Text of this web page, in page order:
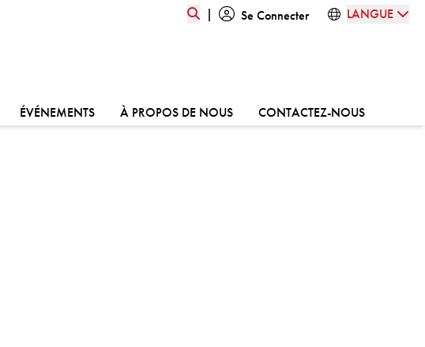
| Se Connecter LANGUE
À:
ÉVÉNEMENTSALLER À:À PROPOS DE NOUSALLER À:CONTACTEZ-NOUSALLER À: